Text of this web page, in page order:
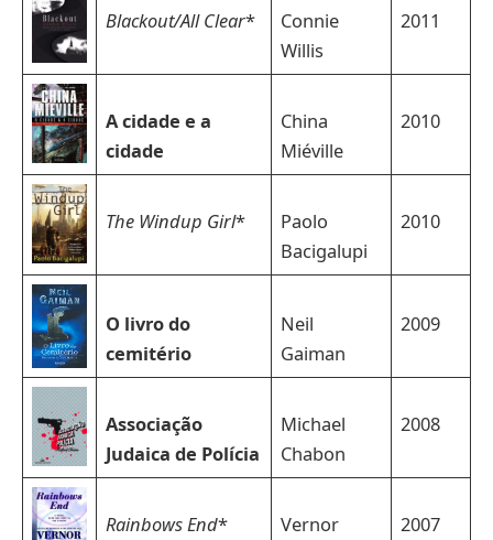
Blackout/All Clear*
Connie
Willis
2011
A cidade e a
cidade
China
Miéville
2010
The Windup Girl*
Paolo
Bacigalupi
2010
O livro do
cemitério
Neil
Gaiman
2009
Associação
Judaica de Polícia
Michael
Chabon
2008
Rainbows End*
Vernor
2007